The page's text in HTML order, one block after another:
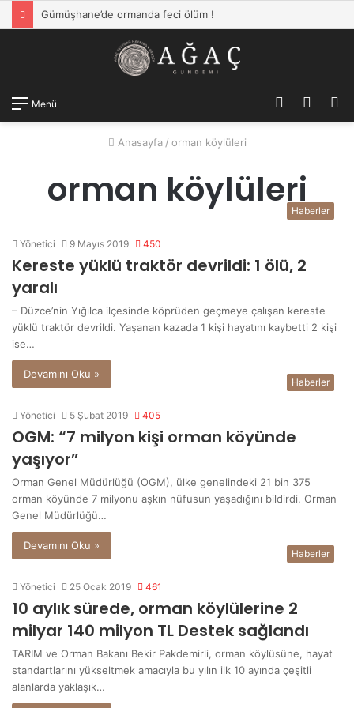
Gümüşhane’de ormanda feci ölüm !
Menü
Dış
Kayıt
Ol
Anasayfa / orman köylüleri
orman köylüleriHaberler
Yönetici 9 Mayıs 2019 450
Kereste yüklü traktör devrildi: 1 ölü, 2
yaralı
– Düzce’nin Yığılca ilçesinde köprüden geçmeye çalışan kereste
yüklü traktör devrildi. Yaşanan kazada 1 kişi hayatını kaybetti 2 kişi
ise…
Devamını Oku »
Haberler
Yönetici 5 Şubat 2019 405
OGM: “7 milyon kişi orman köyünde
yaşıyor”
Orman Genel Müdürlüğü (OGM), ülke genelindeki 21 bin 375
orman köyünde 7 milyonu aşkın nüfusun yaşadığını bildirdi. Orman
Genel Müdürlüğü…
Devamını Oku »
Haberler
Yönetici 25 Ocak 2019 461
10 aylık sürede, orman köylülerine 2
milyar 140 milyon TL Destek sağlandı
TARIM ve Orman Bakanı Bekir Pakdemirli, orman köylüsüne, hayat
standartlarını yükseltmek amacıyla bu yılın ilk 10 ayında çeşitli
alanlarda yaklaşık…